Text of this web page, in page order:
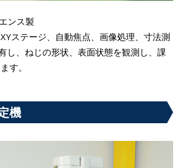
ンス製
ステージ、自動焦点、画像処理、寸法測
し、ねじの形状、表面状態を観測し、課
す。
機